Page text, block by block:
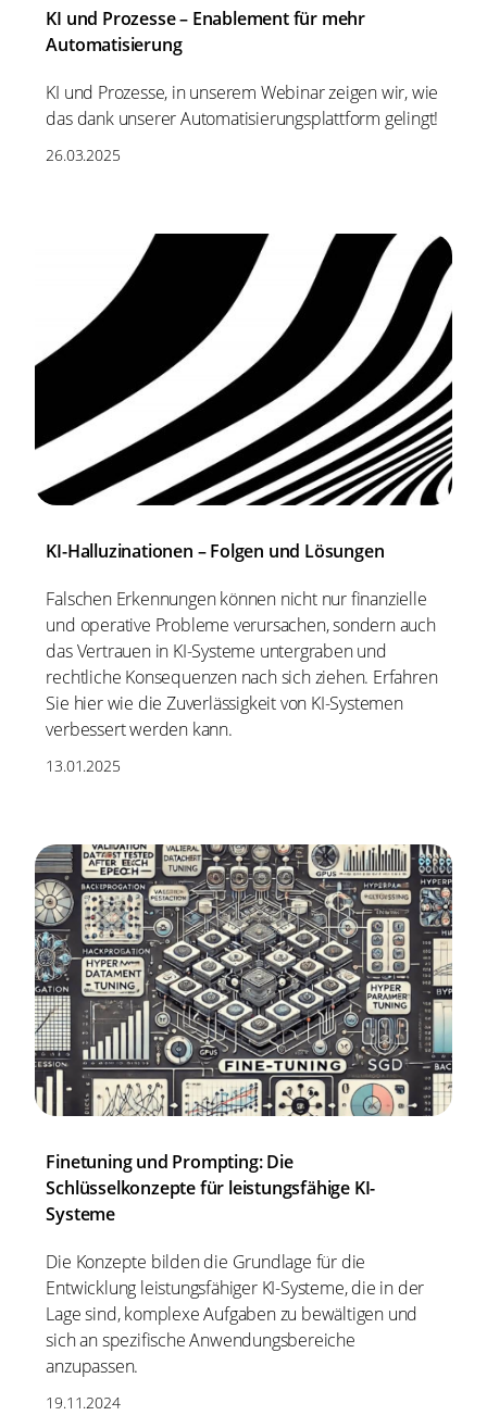
KI und Prozesse – Enablement für mehr
Automatisierung
KI und Prozesse, in unserem Webinar zeigen wir, wie
das dank unserer Automatisierungsplattform gelingt!
26.03.2025
KI-Halluzinationen – Folgen und Lösungen
Falschen Erkennungen können nicht nur finanzielle
und operative Probleme verursachen, sondern auch
das Vertrauen in KI-Systeme untergraben und
rechtliche Konsequenzen nach sich ziehen. Erfahren
Sie hier wie die Zuverlässigkeit von KI-Systemen
verbessert werden kann.
13.01.2025
Finetuning und Prompting: Die
Schlüsselkonzepte für leistungsfähige KI-
Systeme
Die Konzepte bilden die Grundlage für die
Entwicklung leistungsfähiger KI-Systeme, die in der
Lage sind, komplexe Aufgaben zu bewältigen und
sich an spezifische Anwendungsbereiche
anzupassen.
19.11.2024